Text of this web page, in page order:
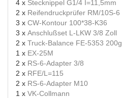
4 x Stecknippel G1/4 I=11,5mm
2 x Reifendruckprüfer RM/10S-6
3 x CW-Kontour 100*38-K36
3 x Anschlußset L-LKW 3/8 Zoll
2 x Truck-Balance FE-5353 200g
1 x EX-25M
2 x RS-6-Adapter 3/8
2 x RFE/L=115
2 x RS-6-Adapter M10
1 x VK-Collmann